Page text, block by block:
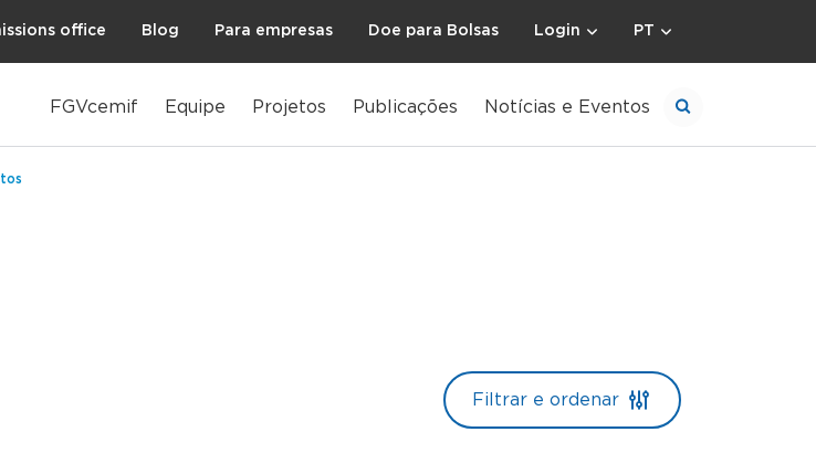
office Blog Para empresas Doe para Bolsas Login PT
FGVcemif Equipe Projetos Publicações Notícias e Eventos
Filtrar e ordenar